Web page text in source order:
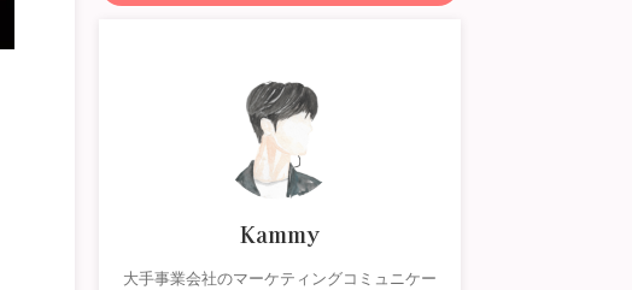
Kammy
大手事業会社のマーケティングコミュニケー